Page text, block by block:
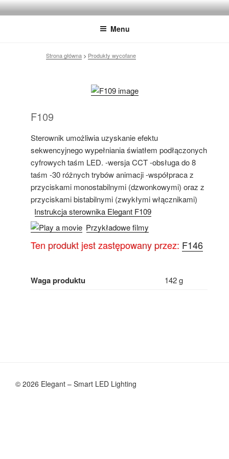
Przejdź
do
ELEGANT – SMART LED
Innovative LED Lighting
Menu
Strona główna > Produkty wycofane
F109
Sterownik umożliwia uzyskanie efektu
sekwencyjnego wypełniania światłem podłączonych
cyfrowych taśm LED. -wersja CCT -obsługa do 8
taśm -30 różnych trybów animacji -współpraca z
przyciskami monostabilnymi (dzwonkowymi) oraz z
przyciskami bistabilnymi (zwykłymi włącznikami)
Instrukcja sterownika Elegant F109
Przykładowe filmy
Ten produkt jest zastępowany przez: F146
Waga produktu 142 g
© 2026 Elegant – Smart LED Lighting